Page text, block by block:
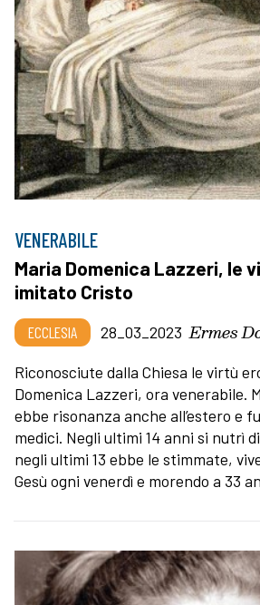
VENERABILE
Maria Domenica Lazzeri, le
imitato Cristo
ECCLESIA 28_03_2023 Ermes
Riconosciute dalla Chiesa le virtù
Domenica Lazzeri, ora venerabile.
ebbe risonanza anche all’estero e
medici. Negli ultimi 14 anni si nutrì
negli ultimi 13 ebbe le stimmate,
Gesù ogni venerdì e morendo a 33